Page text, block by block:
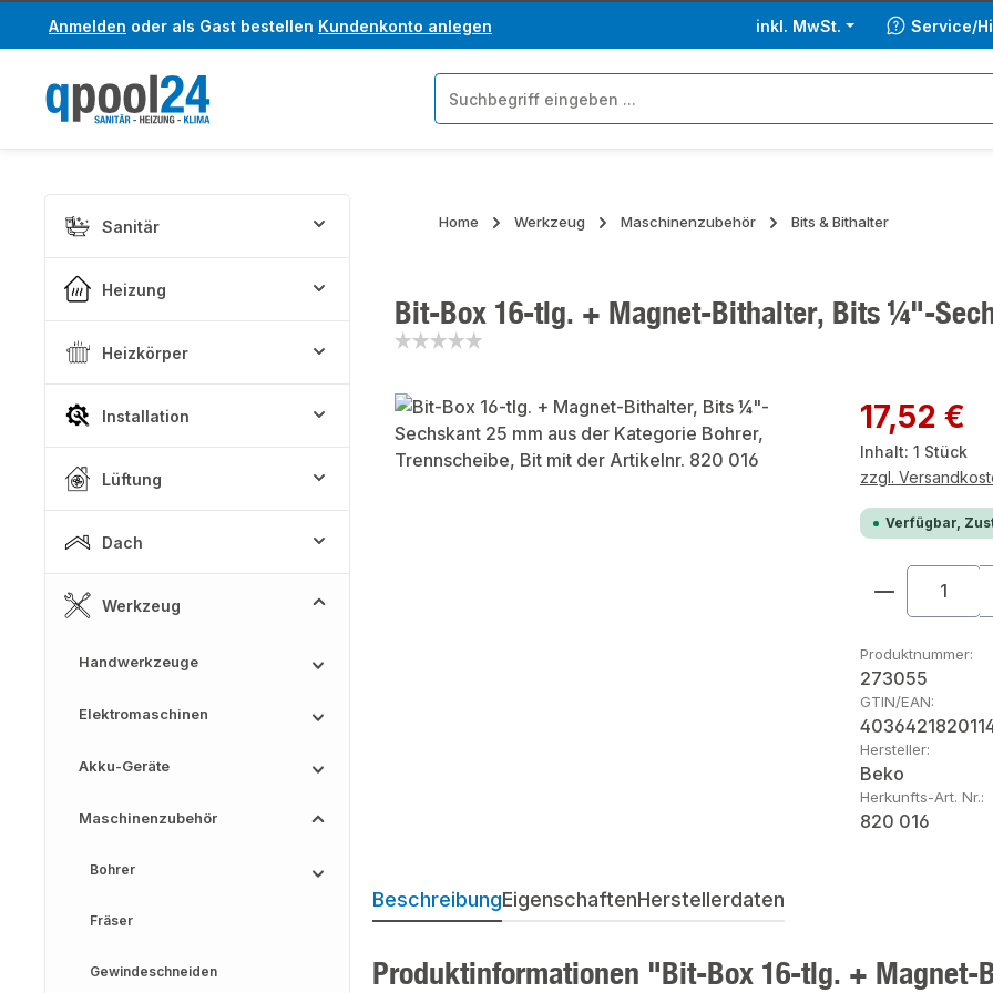
Hauptinhalt springen
Zur Suche springen
Anmelden oder als Gast bestellen Kundenkonto anlegen inkl. MwSt. Service/
Sanitär
Heizung
Heizkörper
Installation
Lüftung
Dach
Werkzeug
Handwerkzeuge
Elektromaschinen
Akku-Geräte
Maschinenzubehör
Bohrer
Fräser
Gewindeschneiden
Home Werkzeug Maschinenzubehör Bits & Bithalter
Bit-Box 16-tlg. + Magnet-Bithalter, Bits ¼"-
Bildergalerie überspringen Regulärer Preis:
17,52 €
Inhalt: 1 Stück
zzgl.
Verfügbar,
Produkt
Produktnummer:
273055
GTIN/EAN:
Hersteller:
Beko
Herkunfts-Art. Nr.:
820 016
BeschreibungEigenschaftenHerstellerdaten
Produktinformationen "Bit-Box 16-tlg. +